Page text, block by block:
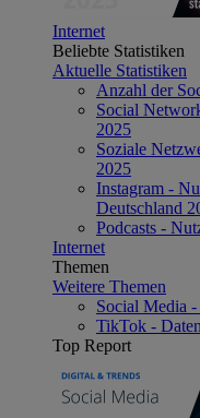
Internet
Beliebte Statistiken
Aktuelle Statistiken
Anzahl der
Social
2025
Soziale
2025
Instagram -
Deutschland
Podcasts -
Internet
Themen
Weitere Themen
Social Media
TikTok -
Top Report